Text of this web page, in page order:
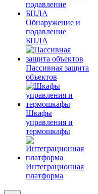
Обнаружение и
подавление
БПЛА
Пассивная защита
объектов
Шкафы
управления и
термошкафы
Интеграционная
платформа